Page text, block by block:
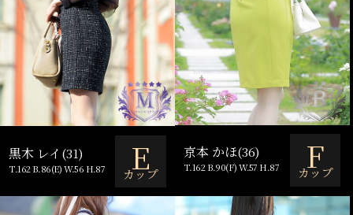
黒木 レイ(31)
T.162 B.86(E) W.56 H.87 E
カップ
京本 かほ(36)
T.162 B.90(F) W.57 H.87 F
カップ